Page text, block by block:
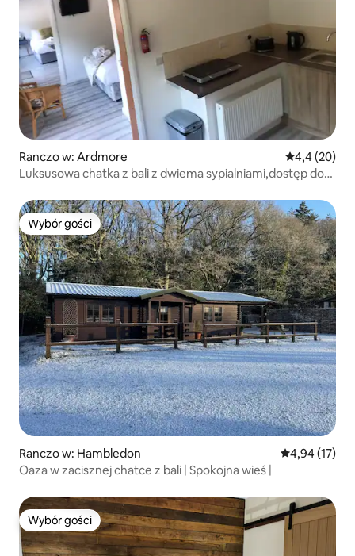
Ranczo w: Ardmore Średnia
4,4 (20)
Luksusowa chatka z bali z dwiema sypialniami,dostęp do
Wybór gości
Wybór gości
Ranczo w: Hambledon Średnia
4,94 (17)
Oaza w zacisznej chatce z bali | Spokojna wieś |
Wybór gości
Wybór gości